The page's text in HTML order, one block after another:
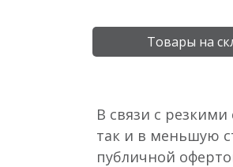
Товары на
В связи с
так и в меньшую
публичной